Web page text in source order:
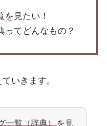
を見たい！
ってどんなもの？
いきます。
一覧（辞典）を見